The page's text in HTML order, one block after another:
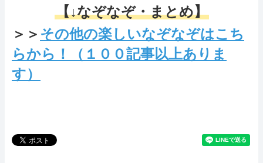
【↓なぞなぞ・まとめ】
＞＞ その他の楽しいなぞなぞはこち
らから！（１００記事以上ありま
す）